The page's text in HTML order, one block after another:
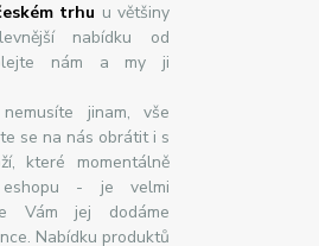
trhu u většiny
nabídku od
nám a my ji
jinam, vše
se na nás obrátit i s
které momentálně
- je velmi
Vám jej dodáme
Nabídku produktů